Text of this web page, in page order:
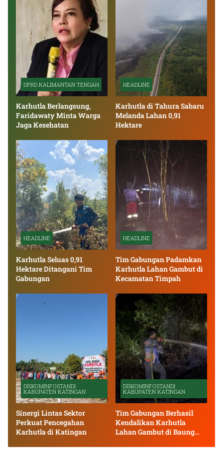
DPRD KALIMANTAN TENGAH
Karhutla Berlangsung,
Faridawaty Minta Warga
Jaga Kesehatan
HEADLINE
Karhutla di Tahura Sabaru
Melanda Lahan 0,91
Hektare
HEADLINE
Karhutla Seluas 0,91
Hektare Ditangani Tim
Gabungan
HEADLINE
Tim Gabungan Padamkan
Karhutla Lahan Gambut di
Kecamatan Timpah
DISKOMINFOSTANDI
KABUPATEN KATINGAN
Sinergi Lintas Sektor
Perkuat Pencegahan
Karhutla di Katingan
DISKOMINFOSTANDI
KABUPATEN KATINGAN
Tim Gabungan Berhasil
Kendalikan Karhutla
Lahan Gambut di Baung